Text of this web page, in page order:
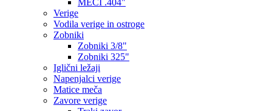
MEČI .404"
Verige
Vodila verige in ostroge
Zobniki
Zobniki 3/8"
Zobniki 325"
Iglični ležaji
Napenjalci verige
Matice meča
Zavore verige